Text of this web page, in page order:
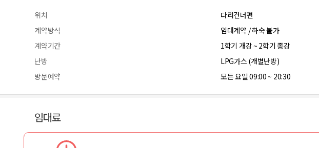
위치
다리건너편
계약방식
임대계약 / 하숙 불가
계약기간
1학기 개강 ~ 2학기 종강
난방
LPG가스 (개별난방)
방문예약
모든 요일 09:00 ~ 20:30
임대료